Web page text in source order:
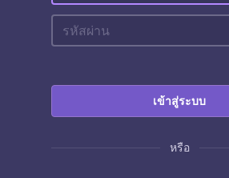
เข้าสู่ระบบ
หรือ